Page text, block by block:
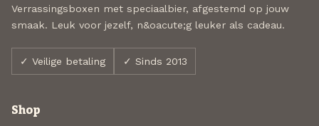
Verrassingsboxen met speciaalbier, afgestemd op jouw
smaak. Leuk voor jezelf, n&oacute;g leuker als cadeau.
✓ Veilige betaling ✓ Sinds 2013
Shop